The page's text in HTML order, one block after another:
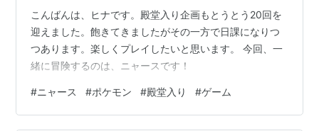
こんばんは、ヒナです。殿堂入り企画もとうとう20回を
迎えました。飽きてきましたがその一方で日課になりつ
つあります。楽しくプレイしたいと思います。 今回、一
緒に冒険するのは、ニャースです！
#ニャース #ポケモン #殿堂入り #ゲーム